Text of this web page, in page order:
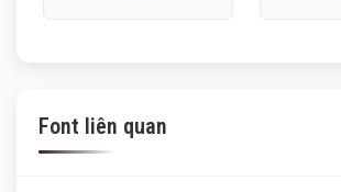
Font liên quan